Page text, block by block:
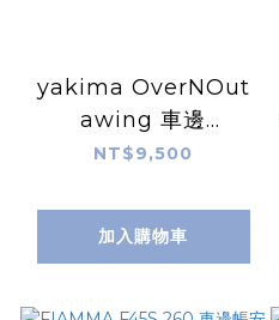
yakima OverNOut
awing 車邊
帳/Suzuki /jimny
NT$9,500
加入購物車